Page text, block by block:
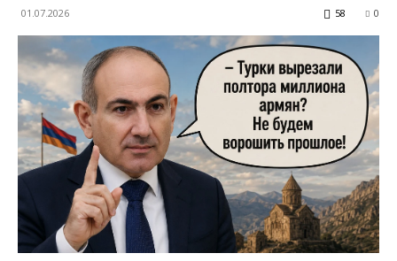
01.07.2026 0
58